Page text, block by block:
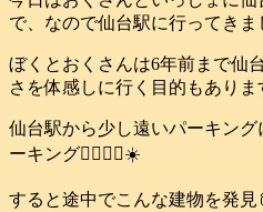
で、なので仙台駅に行ってきま
ぼくとおくさんは6年前まで仙
さを体感しに行く目的もありま
仙台駅から少し遠いパーキン
ーキング🚶‍♂️🚶‍♀️☀️
すると途中でこんな建物を発見